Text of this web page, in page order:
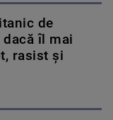
de
dacă îl mai
rasist și